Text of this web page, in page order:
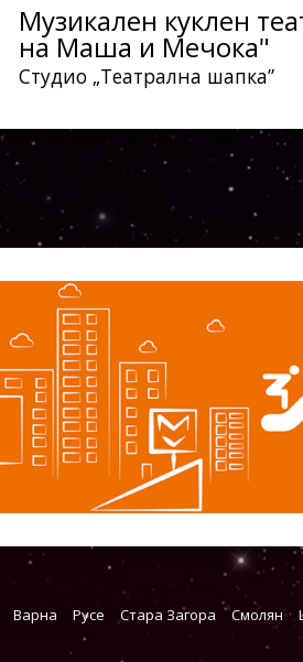
Музикален куклен
на Маша и Мечока"
Студио „Театрална шапка”
Варна Русе Стара Загора Смолян